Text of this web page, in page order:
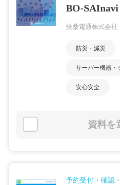
BO-SAInavi
扶桑電通株式会社
防災・減災
サーバー機器・
安心安全
資料を
予約受付・確認